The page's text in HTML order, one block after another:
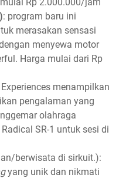
: program baru ini
merasakan sensasi
menyewa motor
Harga mulai dari Rp
menampilkan
pengalaman yang
olahraga
SR-1 untuk sesi di
berwisata di sirkuit.):
yang unik dan nikmati